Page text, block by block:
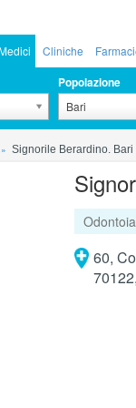
Cliniche
Popolazione
Bari
Signorile Berardino. Bari
60,